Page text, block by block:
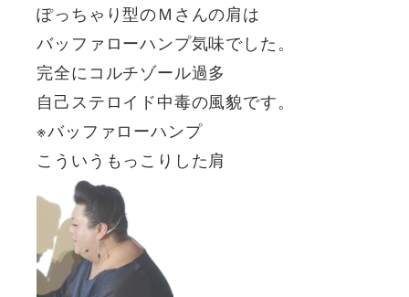
ぽっちゃり型のＭさんの肩は
バッファローハンプ気味でした。
完全にコルチゾール過多
自己ステロイド中毒の風貌です。
※バッファローハンプ
こういうもっこりした肩